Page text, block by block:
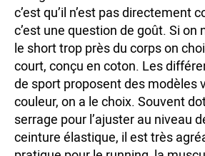
c’est qu’il n’est pas directement
c’est une question de goût. Si on
le short trop près du corps on
court, conçu en coton. Les
de sport proposent des modèles
couleur, on a le choix. Souvent
serrage pour l’ajuster au niveau
ceinture élastique, il est très